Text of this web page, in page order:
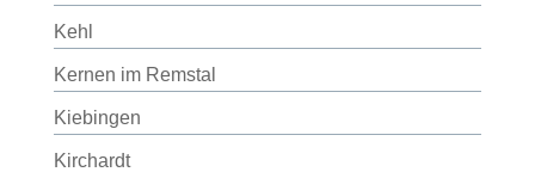
Kehl
Kernen im Remstal
Kiebingen
Kirchardt